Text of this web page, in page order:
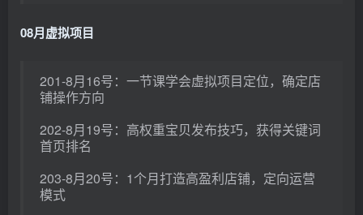
08月虚拟项目
201-8月16号：一节课学会虚拟项目定位，确定店
铺操作方向
202-8月19号：高权重宝贝发布技巧，获得关键词
首页排名
203-8月20号：1个月打造高盈利店铺，定向运营
模式